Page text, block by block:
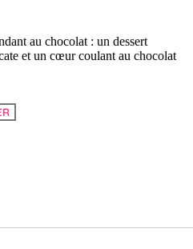
au chocolat : un dessert
et un cœur coulant au chocolat